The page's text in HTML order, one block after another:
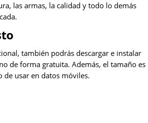
las armas, la calidad y todo lo demás
también podrás descargar e instalar
de forma gratuita. Además, el tamaño es
de usar en datos móviles.